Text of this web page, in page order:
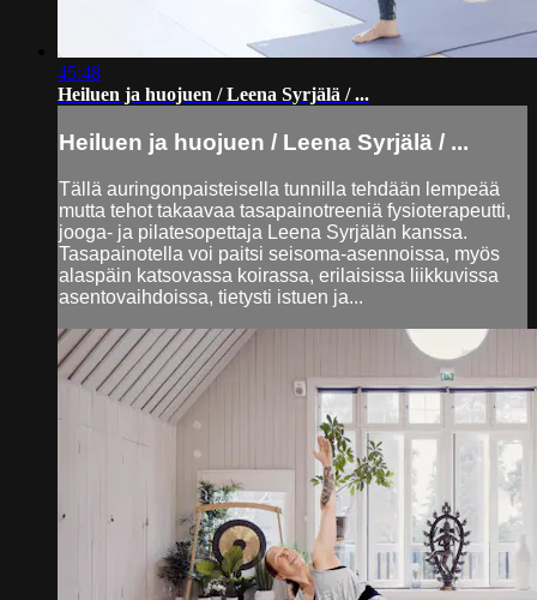
45:48
Heiluen ja huojuen / Leena Syrjälä / ...
Heiluen ja huojuen / Leena Syrjälä / ...
Tällä auringonpaisteisella tunnilla tehdään lempeää
mutta tehot takaavaa tasapainotreeniä fysioterapeutti,
jooga- ja pilatesopettaja Leena Syrjälän kanssa.
Tasapainotella voi paitsi seisoma-asennoissa, myös
alaspäin katsovassa koirassa, erilaisissa liikkuvissa
asentovaihdoissa, tietysti istuen ja...